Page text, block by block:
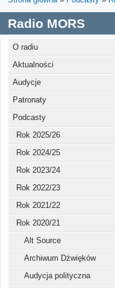
Radio MORS
O radiu
Aktualności
Audycje
Patronaty
Podcasty
Rok 2025/26
Rok 2024/25
Rok 2023/24
Rok 2022/23
Rok 2021/22
Rok 2020/21
Alt Source
Archiwum Dźwięków
Audycja polityczna